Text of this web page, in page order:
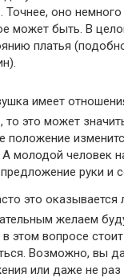
Точнее, оно
может быть. В
платья
имеет
то это может
положение
А молодой человек
руки и
это оказывается
желаем
этом вопросе
Возможно, вы
или даже не раз